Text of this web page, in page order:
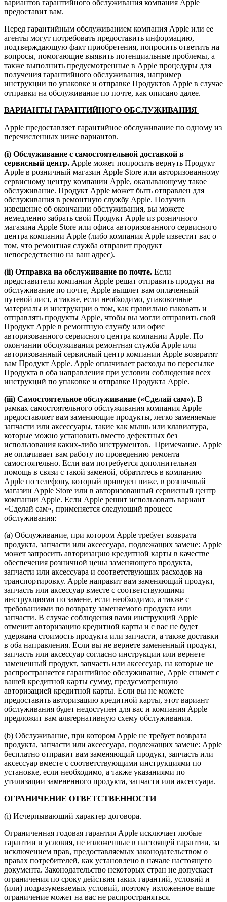
вариантов гарантийного обслуживания компания Apple
предоставит вам.
Перед гарантийным обслуживанием компания Apple или ее
агенты могут потребовать предоставить информацию,
подтверждающую факт приобретения, попросить ответить на
вопросы, помогающие выявить потенциальные проблемы, а
также выполнить предусмотренные в Apple процедуры для
получения гарантийного обслуживания, например
инструкции по упаковке и отправке Продуктов Apple в случае
отправки на обслуживание по почте, как описано далее.
ВАРИАНТЫ ГАРАНТИЙНОГО ОБСЛУЖИВАНИЯ
Apple предоставляет гарантийное обслуживание по одному из
перечисленных ниже вариантов.
(i) Обслуживание с самостоятельной доставкой в
сервисный центр. Apple может попросить вернуть Продукт
Apple в розничный магазин Apple Store или авторизованному
сервисному центру компании Apple, оказывающему такое
обслуживание. Продукт Apple может быть отправлен для
обслуживания в ремонтную службу Apple. Получив
извещение об окончании обслуживания, вы можете
немедленно забрать свой Продукт Apple из розничного
магазина Apple Store или офиса авторизованного сервисного
центра компании Apple (либо компания Apple известит вас о
том, что ремонтная служба отправит продукт
непосредственно на ваш адрес).
(ii) Отправка на обслуживание по почте. Если
представители компании Apple решат отправить продукт на
обслуживание по почте, Apple вышлет вам оплаченный
путевой лист, а также, если необходимо, упаковочные
материалы и инструкции о том, как правильно паковать и
отправлять продукты Apple, чтобы вы могли отправить свой
Продукт Apple в ремонтную службу или офис
авторизованного сервисного центра компании Apple. По
окончании обслуживания ремонтная служба Apple или
авторизованный сервисный центр компании Apple возвратят
вам Продукт Apple. Apple оплачивает расходы по пересылке
Продукта в оба направления при условии соблюдения всех
инструкций по упаковке и отправке Продукта Apple.
(iii) Самостоятельное обслуживание («Сделай сам»). В
рамках самостоятельного обслуживания компания Apple
предоставляет вам заменяющие продукты, легко заменяемые
запчасти или аксессуары, такие как мышь или клавиатура,
которые можно установить вместо дефектных без
использования каких-либо инструментов. Примечание. Apple
не оплачивает вам работу по проведению ремонта
самостоятельно. Если вам потребуется дополнительная
помощь в связи с такой заменой, обратитесь в компанию
Apple по телефону, который приведен ниже, в розничный
магазин Apple Store или в авторизованный сервисный центр
компании Apple. Если Apple решит использовать вариант
«Сделай сам», применяется следующий процесс
обслуживания:
(a) Обслуживание, при котором Apple требует возврата
продукта, запчасти или аксессуара, подлежащих замене: Apple
может запросить авторизацию кредитной карты в качестве
обеспечения розничной цены заменяющего продукта,
запчасти или аксессуара и соответствующих расходов на
транспортировку. Apple направит вам заменяющий продукт,
запчасть или аксессуар вместе с соответствующими
инструкциями по замене, если необходимо, а также с
требованиями по возврату заменяемого продукта или
запчасти. В случае соблюдения вами инструкций Apple
отменит авторизацию кредитной карты и с вас не будет
удержана стоимость продукта или запчасти, а также доставки
в оба направления. Если вы не вернете замененный продукт,
запчасть или аксессуар согласно инструкции или вернете
замененный продукт, запчасть или аксессуар, на которые не
распространяется гарантийное обслуживание, Apple снимет с
вашей кредитной карты сумму, предусмотренную
авторизацией кредитной карты. Если вы не можете
предоставить авторизацию кредитной карты, этот вариант
обслуживания будет недоступен для вас и компания Apple
предложит вам альтернативную схему обслуживания.
(b) Обслуживание, при котором Apple не требует возврата
продукта, запчасти или аксессуара, подлежащих замене: Apple
бесплатно отправит вам заменяющий продукт, запчасть или
аксессуар вместе с соответствующими инструкциями по
установке, если необходимо, а также указаниями по
утилизации замененного продукта, запчасти или аксессуара.
ОГРАНИЧЕНИЕ ОТВЕТСТВЕННОСТИ
(i) Исчерпывающий характер договора.
Ограниченная годовая гарантия Apple исключает любые
гарантии и условия, не изложенные в настоящей гарантии, за
исключением прав, предоставляемых законодательством о
правах потребителей, как установлено в начале настоящего
документа. Законодательство некоторых стран не допускает
ограничения по сроку действия таких гарантий, условий и
(или) подразумеваемых условий, поэтому изложенное выше
ограничение может на вас не распространяться.